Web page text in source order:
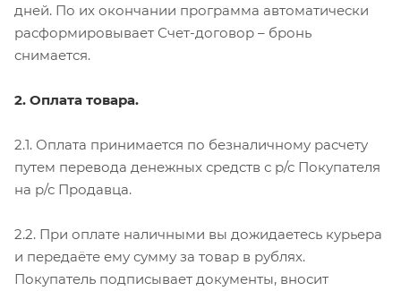
дней. По их окончании программа автоматически
расформировывает Счет-договор – бронь
снимается.
2. Оплата товара.
2.1. Оплата принимается по безналичному расчету
путем перевода денежных средств с р/с Покупателя
на р/с Продавца.
2.2. При оплате наличными вы дожидаетесь курьера
и передаёте ему сумму за товар в рублях.
Покупатель подписывает документы, вносит